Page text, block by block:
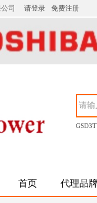
司 请登录 免费注册
首页 代理品